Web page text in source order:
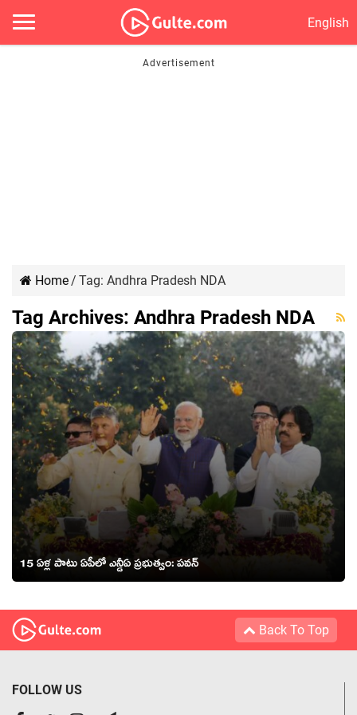
English
Home/ Tag: Andhra Pradesh NDA
Tag Archives: Andhra Pradesh NDA
15 ఏళ్ల పాటు ఏపీలో ఎన్డీఏ ప్రభుత్వం: పవన్
Back To Top
FOLLOW US